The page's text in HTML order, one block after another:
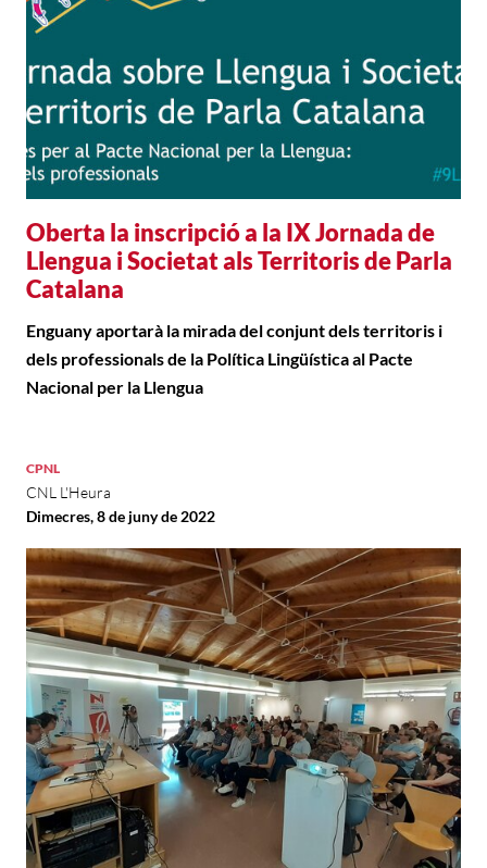
Oberta la inscripció a la IX Jornada de
Llengua i Societat als Territoris de Parla
Catalana
Enguany aportarà la mirada del conjunt dels territoris i
dels professionals de la Política Lingüística al Pacte
Nacional per la Llengua
CPNL
CNL L'Heura
Dimecres, 8 de juny de 2022